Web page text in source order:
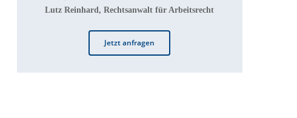
Lutz Reinhard, Rechtsanwalt für Arbeitsrecht
Jetzt anfragen